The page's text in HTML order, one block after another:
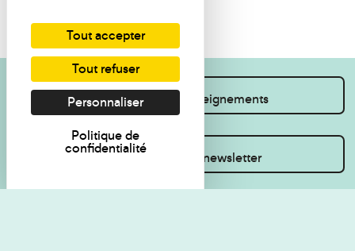
Je souhaite des renseignements
Inscrivez-vous à la newsletter
Tout accepter
Tout refuser
Personnaliser
Politique de
confidentialité